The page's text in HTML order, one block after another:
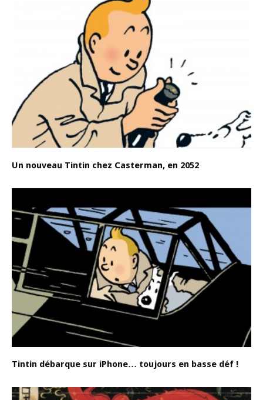
Un nouveau Tintin chez Casterman, en 2052
Tintin débarque sur iPhone… toujours en basse déf !